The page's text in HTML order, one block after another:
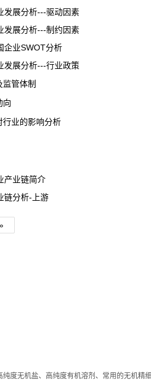
展分析---驱动因素
展分析---制约因素
业SWOT分析
展分析---行业政策
管体制
的影响分析
业链简介
分析-上游
纯度无机盐、高纯度有机溶剂、常用的无机精